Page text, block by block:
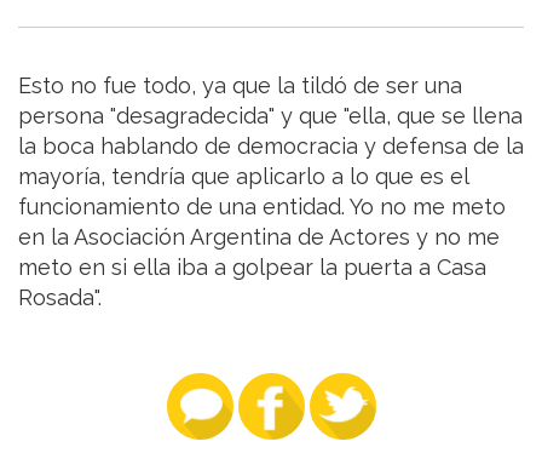
Esto no fue todo, ya que la tildó de ser una
persona "desagradecida" y que "ella, que se llena
la boca hablando de democracia y defensa de la
mayoría, tendría que aplicarlo a lo que es el
funcionamiento de una entidad. Yo no me meto
en la Asociación Argentina de Actores y no me
meto en si ella iba a golpear la puerta a Casa
Rosada".